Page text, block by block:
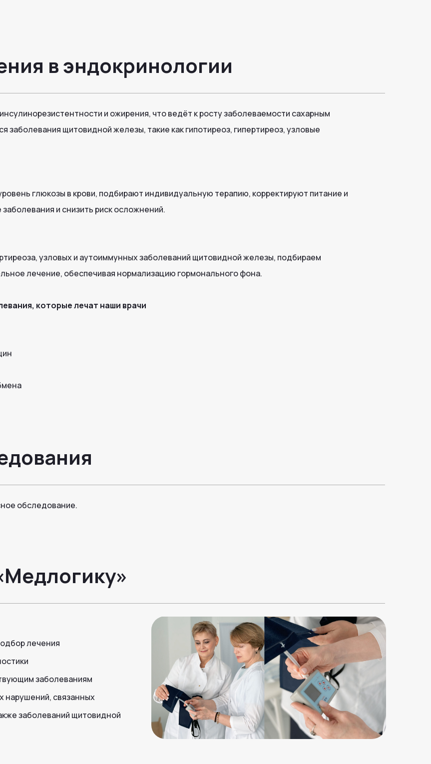
в эндокринологии
и ожирения, что ведёт к росту заболеваемости сахарным
заболевания щитовидной железы, такие как гипотиреоз, гипертиреоз, узловые
глюкозы в крови, подбирают индивидуальную терапию, корректируют питание и
и снизить риск осложнений.
узловых и аутоиммунных заболеваний щитовидной железы, подбираем
лечение, обеспечивая нормализацию гормонального фона.
которые лечат наши врачи
обследование.
лечения
заболеваниям
нарушений, связанных
заболеваний щитовидной